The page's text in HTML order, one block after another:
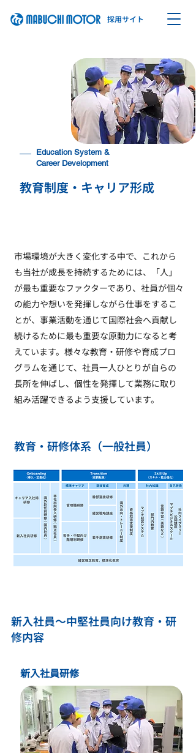
​採用サイト
Education System &
Career Development
​教育制度・キャリア形成
市場環境が大きく変化する中で、これから
も当社が成長を持続するためには、「人」
が最も重要なファクターであり、社員が個々
の能力や想いを発揮しながら仕事をするこ
とが、事業活動を通じて国際社会へ貢献し
続けるために最も重要な原動力になると考
えています。様々な教育・研修や育成プロ
グラムを通じて、社員一人ひとりが自らの
長所を伸ばし、個性を発揮して業務に取り
組み活躍できるよう支援しています。
教育・研修体系（一般社員）
新入社員研修
新入社員～中堅社員向け教育・研
修内容